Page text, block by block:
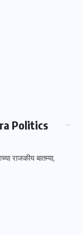
Politics
राजकीय बातम्या,